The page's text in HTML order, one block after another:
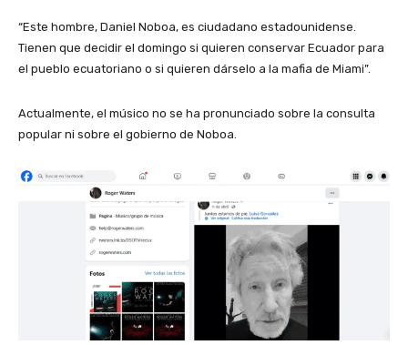
“Este hombre, Daniel Noboa, es ciudadano estadounidense.
Tienen que decidir el domingo si quieren conservar Ecuador para
el pueblo ecuatoriano o si quieren dárselo a la mafia de Miami”.
Actualmente, el músico no se ha pronunciado sobre la consulta
popular ni sobre el gobierno de Noboa.